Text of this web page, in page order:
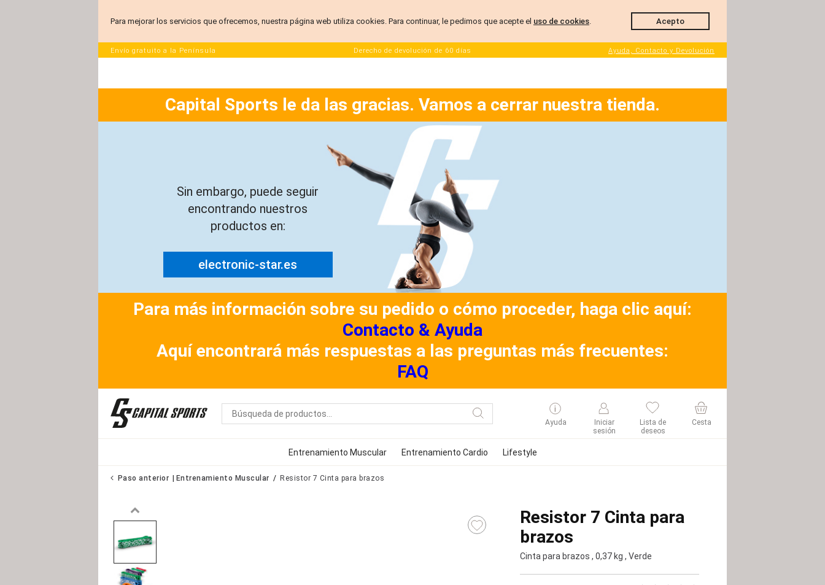
Capital Sports le da las gracias. Vamos a cerrar nuestra tienda.
Sin embargo, puede seguir
encontrando nuestros
productos en:
electronic-star.es
Para más información sobre su pedido o cómo proceder, haga clic aquí:
Contacto & Ayuda
Aquí encontrará más respuestas a las preguntas más frecuentes:
FAQ
Ayuda
Iniciar
sesión
Lista de
deseos
Cesta
Entrenamiento Muscular Entrenamiento Cardio Lifestyle
Paso anterior Entrenamiento Muscular Resistor 7 Cinta para brazos
Resistor 7 Cinta para
brazos
Cinta para brazos , 0,37 kg , Verde
Envío gratuito a la Península Derecho de devolución de 60 días Ayuda, Contacto y Devolución
Para mejorar los servicios que ofrecemos, nuestra página web utiliza cookies. Para continuar, le pedimos que acepte el uso de cookies. Acepto